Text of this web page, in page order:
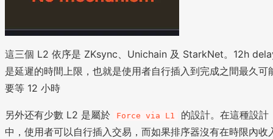
這三個 L2 依序是 ZKsync、Unichain 及 StarkNet。12h
是延遲的時間上限，也就是使用者自行插入到完成之間最久可
要等 12 小時
另外还有少數 L2 是屬於 Force via L1
的設計。在這種設計
中，使用者可以自行插入交易，而如果排序器沒有在時限內收